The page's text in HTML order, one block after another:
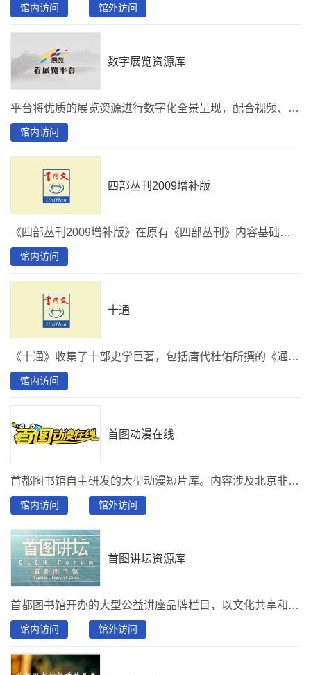
馆内访问 馆外访问
数字展览资源库
平台将优质的展览资源进行数字化全景呈现，配合视频、音频解说等内容最大限度延伸和扩展展览内容，让优秀的展览资源通过互联网走入千家万户，打破了时间与空间的双重限制，是一座永不落幕的“博物馆”、“展览馆”。
馆内访问
四部丛刊2009增补版
《四部丛刊2009增补版》在原有《四部丛刊》内容基础上，新增补经史子集（《四部备要》）内容一亿三千万字，365种书，18440卷，所有增补经史子集内容均选自较有代表性的校本、注本，并首次开放《四部丛刊》张元济先生的全部权威校勘内容。
馆内访问
十通
《十通》收集了十部史学巨著，包括唐代杜佑所撰的《通典》，宋代郑樵所撰的《通志》、元代马端临所撰的《文献通考》、清高宗敕撰的《续通典》、《续通志》、《续文献通考》、《清朝通典》、《清朝通志》、《清朝文献通考》和近代刘锦藻所撰的《清朝续文献通考》，合成“十通”。全书共计二千七百多卷，三千多万字。
馆内访问
首图动漫在线
首都图书馆自主研发的大型动漫短片库。内容涉及北京非物质文化遗产、社会主义核心价值观、中国梦等多个主题。被国家广播电视总局推荐为优秀国产电视动画片，同时翻译为少数民族语言版本供西部儿童观看。
馆内访问 馆外访问
首图讲坛资源库
首都图书馆开办的大型公益讲座品牌栏目，以文化共享和公益服务为前提，充分发挥公共文化机构的社会教育与文化传播职能，满足读者个性化的需求。
馆内访问 馆外访问